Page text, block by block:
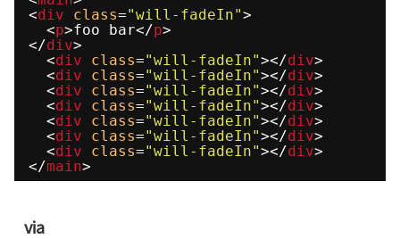
<div class="will-fadeIn">
<p>foo bar</p>
</div>
<div class="will-fadeIn"></div>
<div class="will-fadeIn"></div>
<div class="will-fadeIn"></div>
<div class="will-fadeIn"></div>
<div class="will-fadeIn"></div>
<div class="will-fadeIn"></div>
<div class="will-fadeIn"></div>
</main>
via